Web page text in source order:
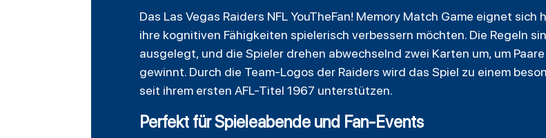
Das Las Vegas Raiders NFL YouTheFan! Memory Match Game eignet
ihre kognitiven Fähigkeiten spielerisch verbessern möchten. Die Regeln
ausgelegt, und die Spieler drehen abwechselnd zwei Karten um, um
gewinnt. Durch die Team-Logos der Raiders wird das Spiel zu einem
seit ihrem ersten AFL-Titel 1967 unterstützen.
Perfekt für Spieleabende und Fan-Events